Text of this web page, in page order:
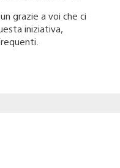
grazie a voi che ci
iniziativa,